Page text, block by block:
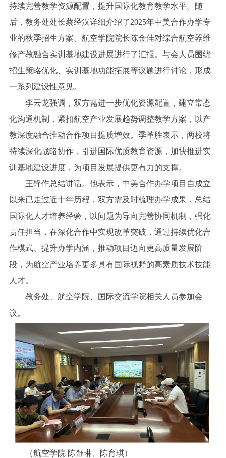
持续完善教学资源配置，提升国际化教育教学水平。随
后，教务处处长蔡经汉详细介绍了2025年中美合作办学专
业的秋季招生方案。航空学院院长陈金佳对综合航空器维
修产教融合实训基地建设进展进行了汇报。与会人员围绕
招生策略优化、实训基地功能拓展等议题进行讨论，形成
一系列建设性意见。
李云龙强调，双方需进一步优化资源配置，建立常态
化沟通机制，紧扣航空产业发展趋势调整教学方案，以产
教深度融合推动合作项目提质增效。季革胜表示，两校将
持续深化战略协作，引进国际优质教育资源，加快推进实
训基地建设进度，为项目发展提供更有力的支撑。
王锋作总结讲话。他表示，中美合作办学项目自成立
以来已走过近十年历程，双方需及时梳理办学成果，总结
国际化人才培养经验，以问题为导向完善协同机制，强化
责任担当，在深化合作中实现改革突破，通过持续优化合
作模式、提升办学内涵，推动项目迈向更高质量发展阶
段，为航空产业培养更多具有国际视野的高素质技术技能
人才。
教务处、航空学院、国际交流学院相关人员参加会
议。
（航空学院 陈舒琳、陈育琪）